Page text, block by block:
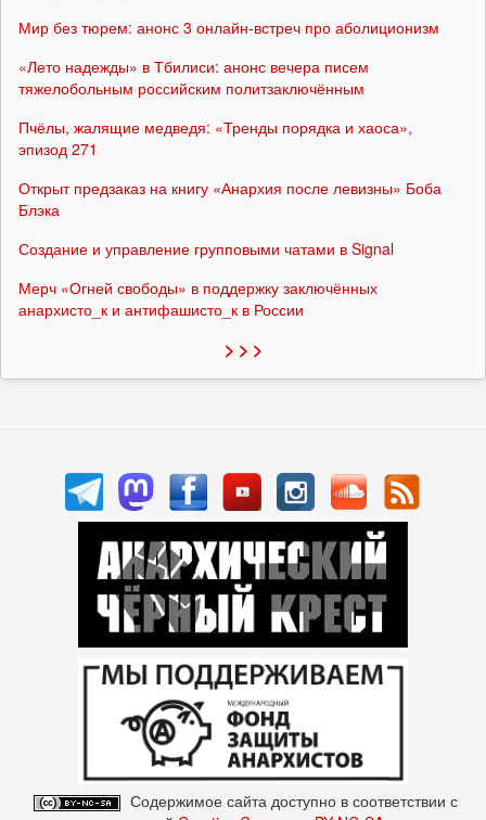
Мир без тюрем: анонс 3 онлайн-встреч про аболиционизм
«Лето надежды» в Тбилиси: анонс вечера писем
тяжелобольным российским политзаключённым
Пчёлы, жалящие медведя: «Тренды порядка и хаоса»,
эпизод 271
Открыт предзаказ на книгу «Анархия после левизны» Боба
Блэка
Создание и управление групповыми чатами в Signal
Мерч «Огней свободы» в поддержку заключённых
анархисто_к и антифашисто_к в России
> > >
Содержимое сайта доступно в соответствии с